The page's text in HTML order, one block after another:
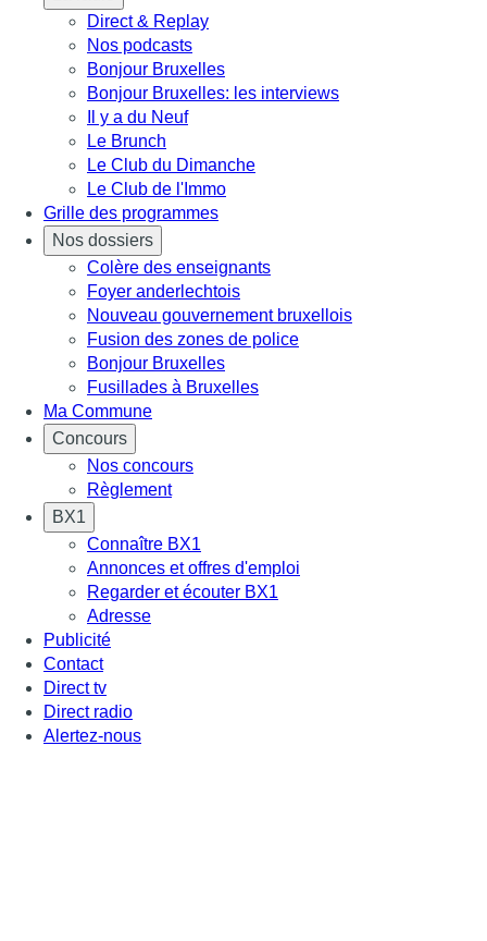
Direct & Replay
Nos podcasts
Bonjour Bruxelles
Bonjour Bruxelles: les interviews
Il y a du Neuf
Le Brunch
Le Club du Dimanche
Le Club de l'Immo
Grille des programmes
Nos dossiers
Colère des enseignants
Foyer anderlechtois
Nouveau gouvernement bruxellois
Fusion des zones de police
Bonjour Bruxelles
Fusillades à Bruxelles
Ma Commune
Concours
Nos concours
Règlement
BX1
Connaître BX1
Annonces et offres d'emploi
Regarder et écouter BX1
Adresse
Publicité
Contact
Direct tv
Direct radio
Alertez-nous